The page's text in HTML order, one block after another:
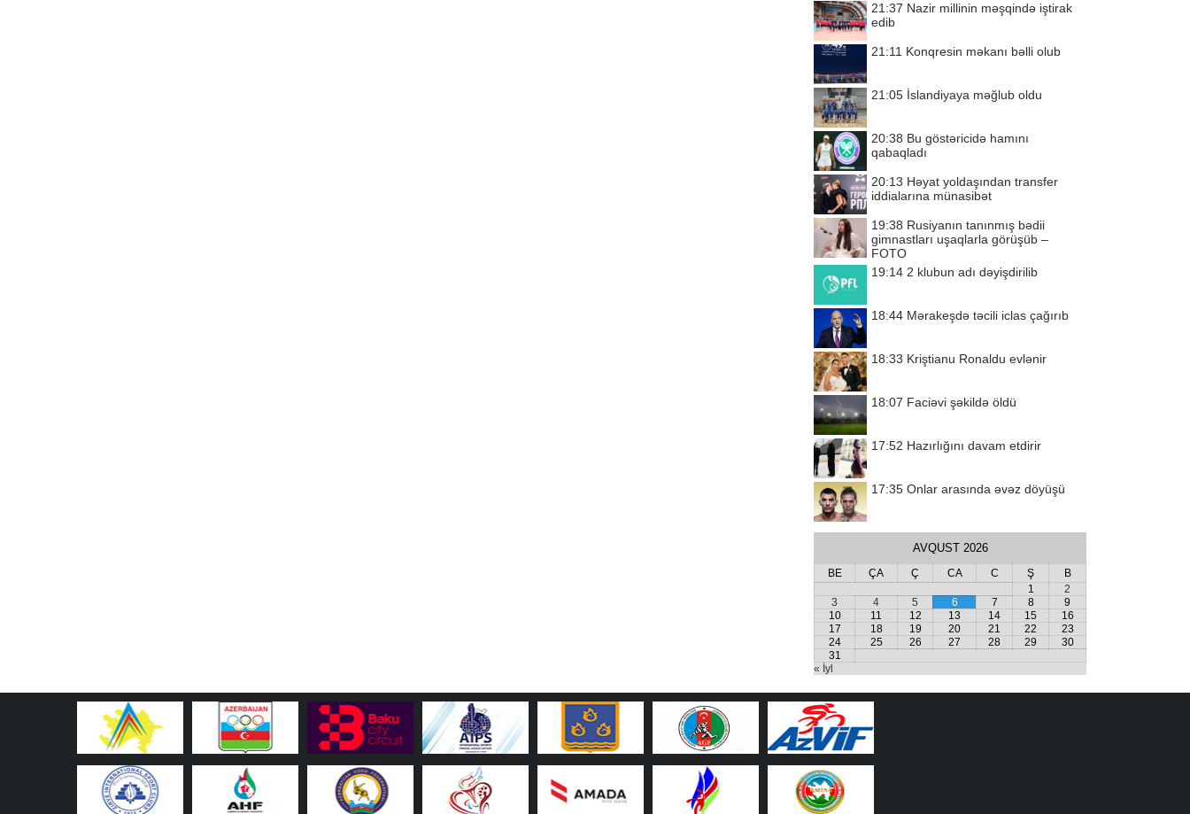
21:37 Nazir millinin məşqində iştirak
edib
21:11 Konqresin məkanı bəlli olub
21:05 İslandiyaya məğlub oldu
20:38 Bu göstəricidə hamını
qabaqladı
20:13 Həyat yoldaşından transfer
iddialarına münasibət
19:38 Rusiyanın tanınmış bədii
gimnastları uşaqlarla görüşüb –
FOTO
19:14 2 klubun adı dəyişdirilib
18:44 Mərakeşdə təcili iclas çağırıb
18:33 Kriştianu Ronaldu evlənir
18:07 Faciəvi şəkildə öldü
17:52 Hazırlığını davam etdirir
17:35 Onlar arasında əvəz döyüşü
AVQUST 2026
BE ÇA Ç CA C Ş
B
1
2
3
4 5 6 7 8
9
10
11 12 13 14 15
16
17
18 19 20 21 22
23
24
25 26 27 28 29
30
31
« İyl